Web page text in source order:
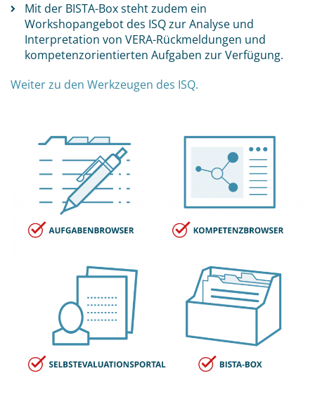
Mit der BISTA-Box steht zudem ein
Workshopangebot des ISQ zur Analyse und
Interpretation von VERA-Rückmeldungen und
kompetenzorientierten Aufgaben zur Verfügung.
Weiter zu den Werkzeugen des ISQ.